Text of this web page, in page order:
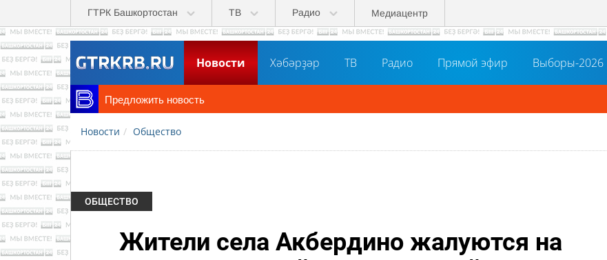
Перейти к основному содержанию
ГТРК Башкортостан ТВ Радио Медиацентр
Новости Хәбәрҙәр ТВ Радио Прямой эфир Выборы-2026
Предложить новость
Новости Общество
ОБЩЕСТВО
Жители села Акбердино жалуются на